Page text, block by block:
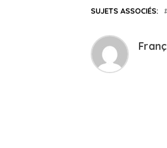
SUJETS ASSOCIÉS: